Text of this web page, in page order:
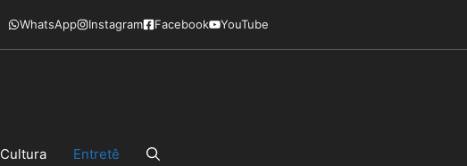
WhatsApp Instagram Facebook YouTube
Cultura Entretê